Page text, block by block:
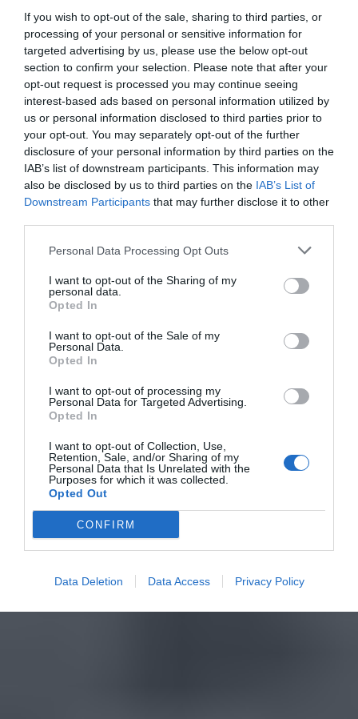
If you wish to opt-out of the sale, sharing to third parties, or
processing of your personal or sensitive information for
targeted advertising by us, please use the below opt-out
section to confirm your selection. Please note that after your
opt-out request is processed you may continue seeing
interest-based ads based on personal information utilized by
us or personal information disclosed to third parties prior to
your opt-out. You may separately opt-out of the further
disclosure of your personal information by third parties on the
IAB’s list of downstream participants. This information may
also be disclosed by us to third parties on the IAB’s List of
Downstream Participants that may further disclose it to other
Personal Data Processing Opt Outs
I want to opt-out of the Sharing of my
personal data.
Opted In
I want to opt-out of the Sale of my
Personal Data.
Opted In
I want to opt-out of processing my
Personal Data for Targeted Advertising.
Opted In
I want to opt-out of Collection, Use,
Retention, Sale, and/or Sharing of my
Personal Data that Is Unrelated with the
Purposes for which it was collected.
Opted Out
CONFIRM
Data Deletion Data Access Privacy Policy